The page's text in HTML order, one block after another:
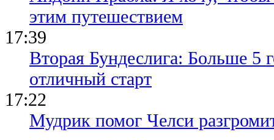
этим путешествием
17:39
Вторая Бундеслига: Больше 5
отличный старт
17:22
Мудрик помог Челси